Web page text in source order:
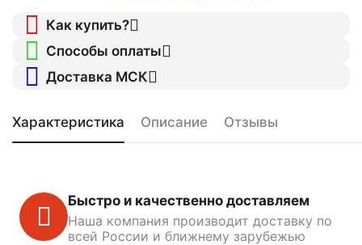
Как купить?
Способы оплаты
Доставка МСК
Характеристика Описание Отзывы
Быстро и качественно доставляем
Наша компания производит доставку по
всей России и ближнему зарубежью